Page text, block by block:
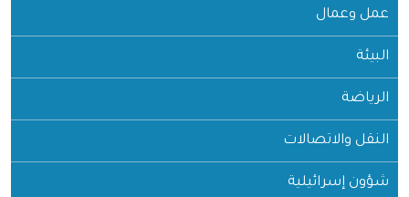
عمل وعمال
البيئة
الرياضة
النقل والاتصالات
شؤون إسرائيلية